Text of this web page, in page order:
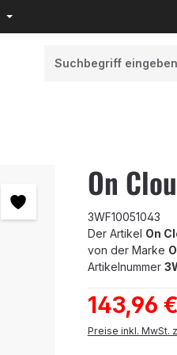
On
3WF10051043
Der Artikel On
von der Marke
Artikelnummer
Verkaufspreis:
143,96 €
Preise inkl. MwSt.